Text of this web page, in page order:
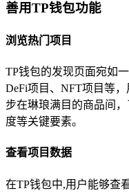
善用TP钱包功能
浏览热门项目
TP钱包的发现页面宛如
DeFi项目、NFT项目等
步在琳琅满目的商品间
度等关键要素。
查看项目数据
在TP钱包中,用户能够查